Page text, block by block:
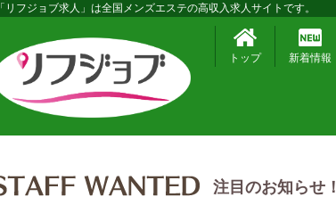
「リフジョブ求人」は全国メンズエステの高収入求人サイトです。
トップ 新着情報
注目のお知らせ！